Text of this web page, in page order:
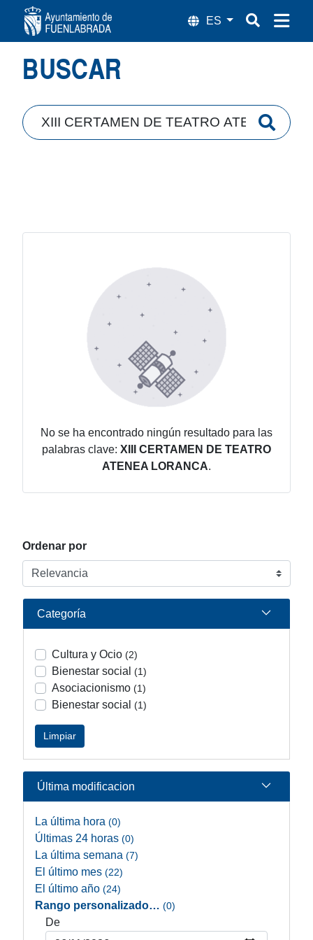
Búsqueda
BUSCAR
Ordenar por
Categoría
Cultura y Ocio (2)
Bienestar social (1)
Asociacionismo (1)
Bienestar social (1)
Limpiar
Última modificacion
La última hora (0)
Últimas 24 horas (0)
La última semana (7)
El último mes (22)
El último año (24)
Rango personalizado… (0)
De
No se ha encontrado ningún resultado para las
palabras clave: XIII CERTAMEN DE TEATRO
ATENEA LORANCA.